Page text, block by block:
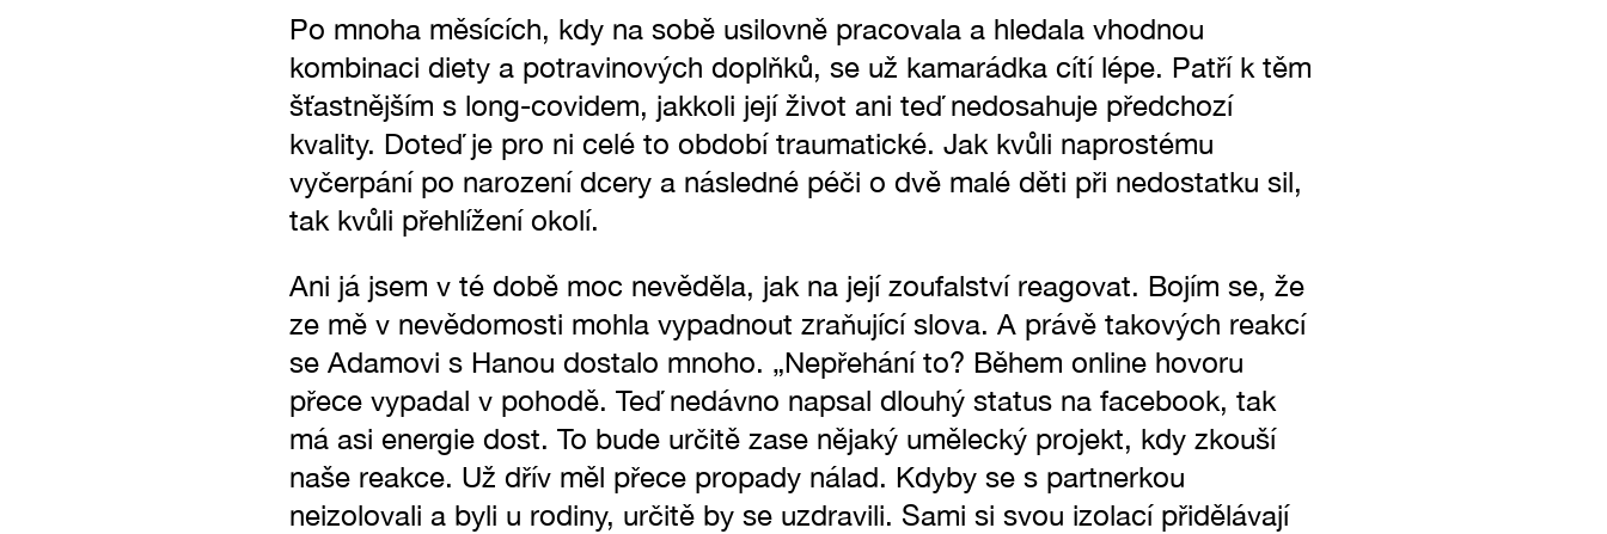
Po mnoha měsících, kdy na sobě usilovně pracovala a hledala vhodnou
kombinaci diety a potravinových doplňků, se už kamarádka cítí lépe. Patří k těm
šťastnějším s long-covidem, jakkoli její život ani teď nedosahuje předchozí
kvality. Doteď je pro ni celé to období traumatické. Jak kvůli naprostému
vyčerpání po narození dcery a následné péči o dvě malé děti při nedostatku sil,
tak kvůli přehlížení okolí.
Ani já jsem v té době moc nevěděla, jak na její zoufalství reagovat. Bojím se, že
ze mě v nevědomosti mohla vypadnout zraňující slova. A právě takových reakcí
se Adamovi s Hanou dostalo mnoho. „Nepřehání to? Během online hovoru
přece vypadal v pohodě. Teď nedávno napsal dlouhý status na facebook, tak
má asi energie dost. To bude určitě zase nějaký umělecký projekt, kdy zkouší
naše reakce. Už dřív měl přece propady nálad. Kdyby se s partnerkou
neizolovali a byli u rodiny, určitě by se uzdravili. Sami si svou izolací přidělávají